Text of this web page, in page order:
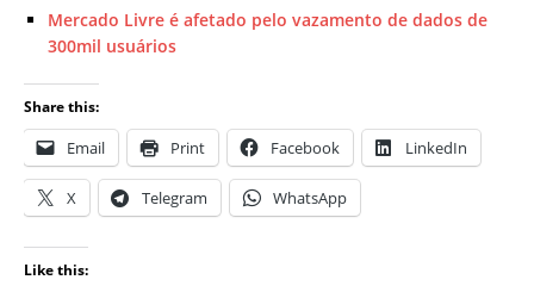
Mercado Livre é afetado pelo vazamento de dados de
300mil usuários
Share this:
Email Print Facebook LinkedIn
X Telegram WhatsApp
Like this: